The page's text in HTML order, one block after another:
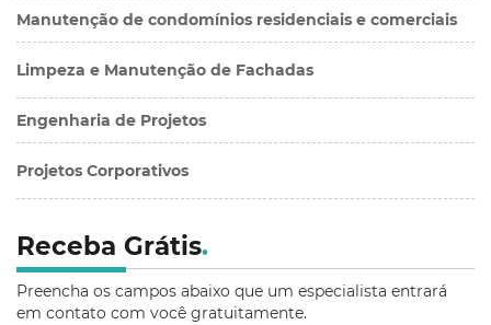
Manutenção de condomínios residenciais e comerciais
Limpeza e Manutenção de Fachadas
Engenharia de Projetos
Projetos Corporativos
Receba Grátis.
Preencha os campos abaixo que um especialista entrará
em contato com você gratuitamente.